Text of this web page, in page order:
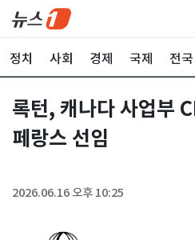
정치 사회 경제 국제 전국
록턴, 캐나다 사업부
페랑스 선임
2026.06.16 오후 10:25